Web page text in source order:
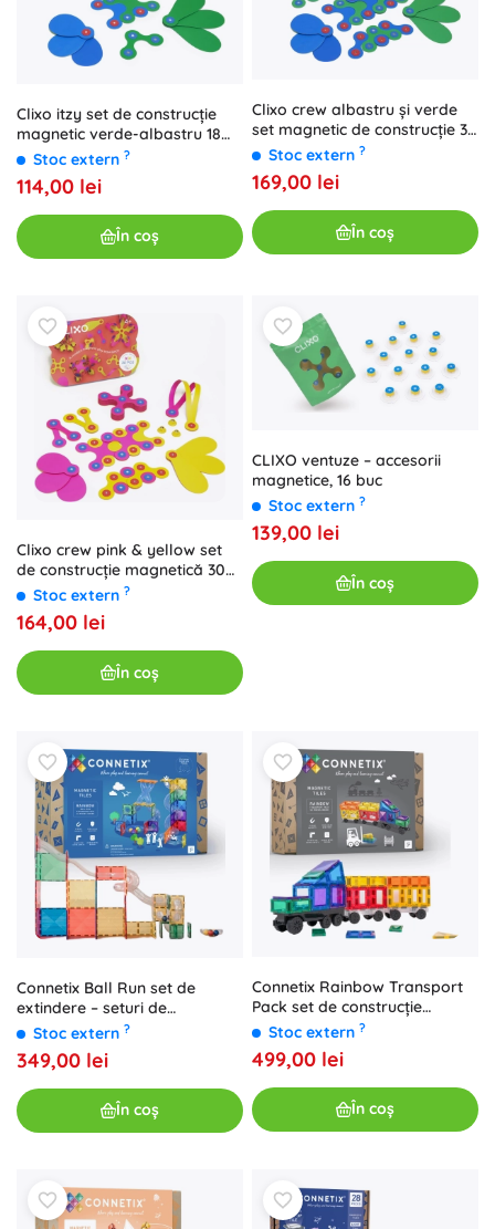
Clixo itzy set de construcție
magnetic verde-albastru 18
piese
Stoc extern ?
114,00 lei
În coș
Clixo crew albastru și verde
set magnetic de construcție 30
piese
Stoc extern ?
169,00 lei
În coș
Clixo crew pink & yellow set
de construcție magnetică 30
piese
Stoc extern ?
164,00 lei
În coș
CLIXO ventuze – accesorii
magnetice, 16 buc
Stoc extern ?
139,00 lei
În coș
Connetix Ball Run set de
extindere – seturi de
construcție magnetice, 66
Stoc extern ?
349,00 lei
În coș
Connetix Rainbow Transport
Pack set de construcție
magnetică, 50 piese
Stoc extern ?
499,00 lei
În coș